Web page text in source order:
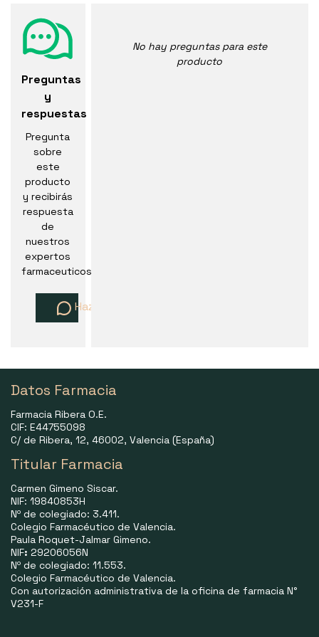
Preguntas
y
respuestas
Pregunta
sobre
este
producto
y recibirás
respuesta
de
nuestros
expertos
farmaceuticos
Haz una pregunta
No hay preguntas para este
producto
Datos Farmacia
Farmacia Ribera O.E.
CIF: E44755098
C/ de Ribera, 12, 46002, Valencia (España)
Titular Farmacia
Carmen Gimeno Siscar.
NIF: 19840853H
Nº de colegiado: 3.411.
Colegio Farmacéutico de Valencia.
Paula Roquet-Jalmar Gimeno.
NIF: 29206056N
Nº de colegiado: 11.553.
Colegio Farmacéutico de Valencia.
Con autorización administrativa de la oficina de farmacia N°
V231-F